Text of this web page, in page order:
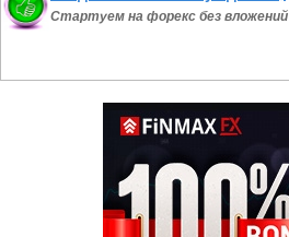
Стартуем на форекс без вложений